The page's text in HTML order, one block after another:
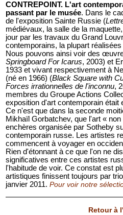
CONTREPOINT. L'art
passant par le musée. Dans le
de l'exposition Sainte Russie (
médiévaux, la salle de la
jour par les travaux du Grand
contemporains, la plupart
Nous pouvons ainsi voir des
Springboard For Icarus, 2003) et
1933 et vivant respectivement à
(né en 1966) (Black Square with
Forces irrationnelles de l'inconnu,
membres du Groupe Actions
exposition d'art contemporain était
Ce n'est que dans la seconde
Mikhaïl Gorbatchev, que l'art «
enchères organisée par Sotheby
contemporain russe. Les artistes
commencent à voyager en
Rien d'étonnant à ce que l'on ne
significatives entre ces artistes
l'habitude de voir. Ce constat est
artistiques finissent toujours par
janvier 2011. Pour voir notre
Retour à